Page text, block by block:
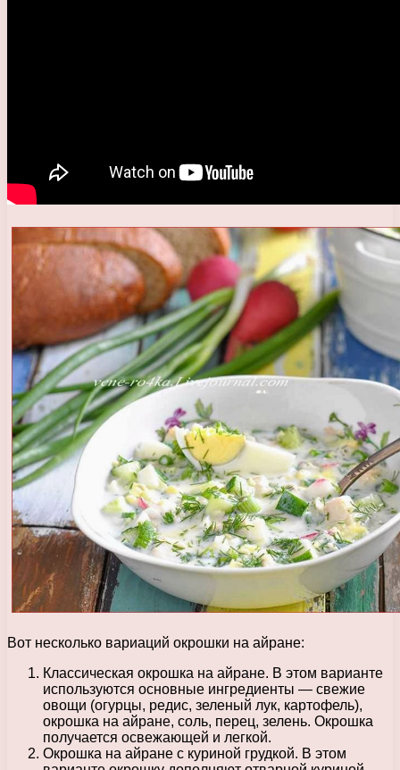
Вот несколько вариаций окрошки на айране:
Классическая окрошка на айране. В этом варианте
используются основные ингредиенты — свежие
овощи (огурцы, редис, зеленый лук, картофель),
окрошка на айране, соль, перец, зелень. Окрошка
получается освежающей и легкой.
Окрошка на айране с куриной грудкой. В этом